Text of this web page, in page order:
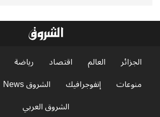
الجزائر العالم اقتصاد رياضة
منوعات
إنفوجرافيك الشروق News
الشروق العربي